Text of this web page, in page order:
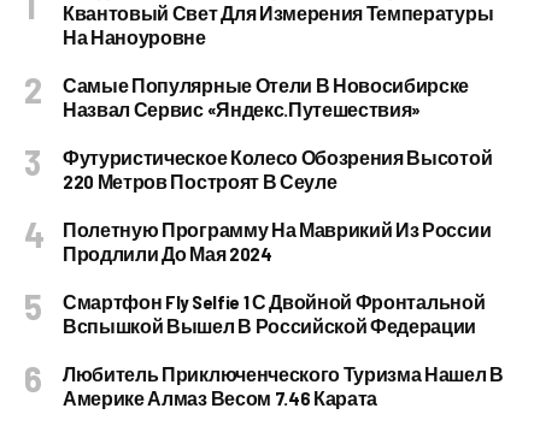
Квантовый Свет Для Измерения Температуры
На Наноуровне
Самые Популярные Отели В Новосибирске
Назвал Сервис «Яндекс.Путешествия»
Футуристическое Колесо Обозрения Высотой
220 Метров Построят В Сеуле
Полетную Программу На Маврикий Из России
Продлили До Мая 2024
Смартфон Fly Selfie 1 С Двойной Фронтальной
Вспышкой Вышел В Российской Федерации
Любитель Приключенческого Туризма Нашел В
Америке Алмаз Весом 7.46 Карата